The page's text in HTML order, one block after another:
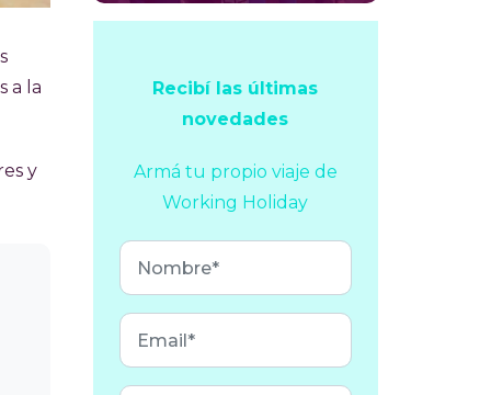
a la
y
Recibí las últimas
novedades
Armá tu propio viaje de
Working Holiday